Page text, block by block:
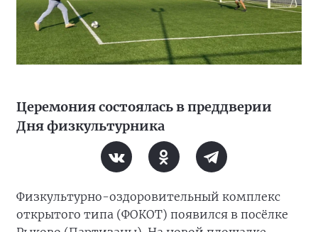
Церемония состоялась в преддверии
Дня физкультурника
Физкультурно-оздоровительный комплекс
открытого типа (ФОКОТ) появился в посёлке